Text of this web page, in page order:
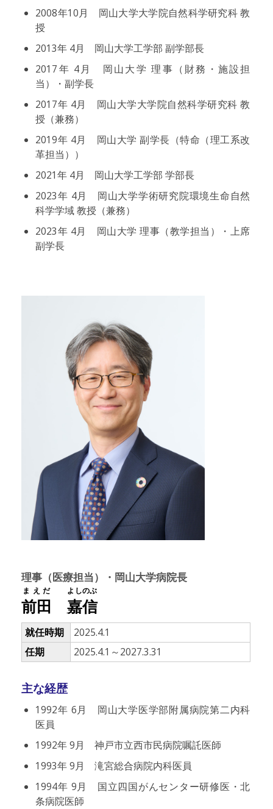
2008年10月 岡山大学大学院自然科学研究科 教
授
2013年 4月 岡山大学工学部 副学部長
2017年 4月 岡山大学 理事（財務・施設担
当）・副学長
2017年 4月 岡山大学大学院自然科学研究科 教
授（兼務）
2019年 4月 岡山大学 副学長（特命（理工系改
革担当））
2021年 4月 岡山大学工学部 学部長
2023年 4月 岡山大学学術研究院環境生命自然
科学学域 教授（兼務）
2023年 4月 岡山大学 理事（教学担当）・上席
副学長
理事（医療担当）・岡山大学病院長
前田
まえだ
嘉信
よしのぶ
就任時期
2025.4.1
任期
2025.4.1～2027.3.31
主な経歴
1992年 6月 岡山大学医学部附属病院第二内科
医員
1992年 9月 神戸市立西市民病院嘱託医師
1993年 9月 滝宮総合病院内科医員
1994年 9月 国立四国がんセンター研修医・北
条病院医師